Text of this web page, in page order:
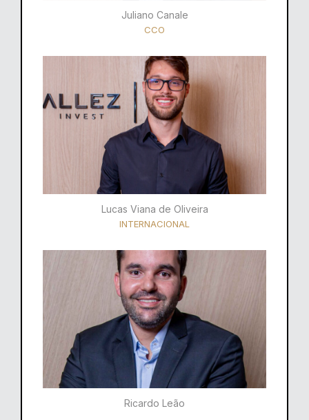
Juliano Canale
CCO
Lucas Viana de Oliveira
INTERNACIONAL
Ricardo Leão​